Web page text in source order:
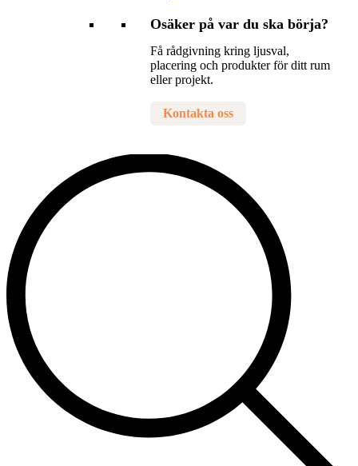
Osäker på var du ska börja?
Få rådgivning kring ljusval,
placering och produkter för ditt rum
eller projekt.
Kontakta oss